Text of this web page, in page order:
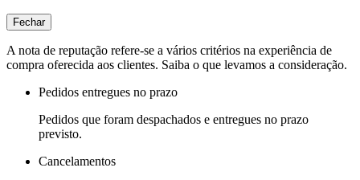
Fechar
A nota de reputação refere-se a vários critérios na experiência de
compra oferecida aos clientes. Saiba o que levamos a consideração.
Pedidos entregues no prazo
Pedidos que foram despachados e entregues no prazo
previsto.
Cancelamentos